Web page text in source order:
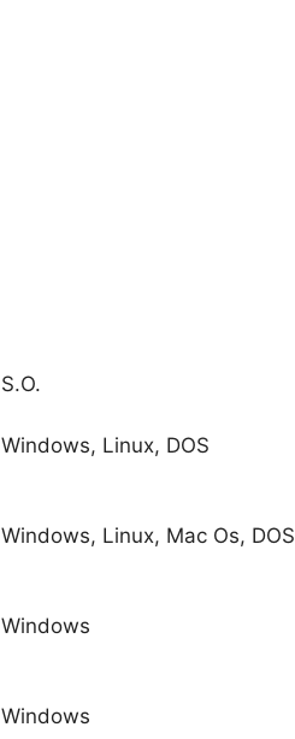
S.O.
Windows, Linux, DOS
Windows, Linux, Mac Os, DOS
Windows
Windows